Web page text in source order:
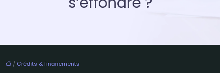
/ Crédits & financments